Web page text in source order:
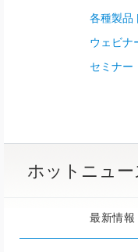
各種製品
ウェビナ
セミナー
ホットニュー
最新情報